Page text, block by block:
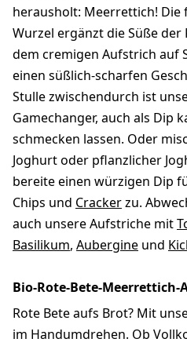
herausholt: Meerrettich! Die
Wurzel ergänzt die Süße
dem cremigen Aufstrich auf
einen süßlich-scharfen
Stulle zwischendurch ist
Gamechanger, auch als Dip
schmecken lassen. Oder
Joghurt oder pflanzlicher
bereite einen würzigen Dip
Chips und Crackerzu.
auch unsere Aufstriche mit
Basilikum, Aubergine und
Bio-Rote-Bete-
Rote Bete aufs Brot? Mit
im Handumdrehen. Ob